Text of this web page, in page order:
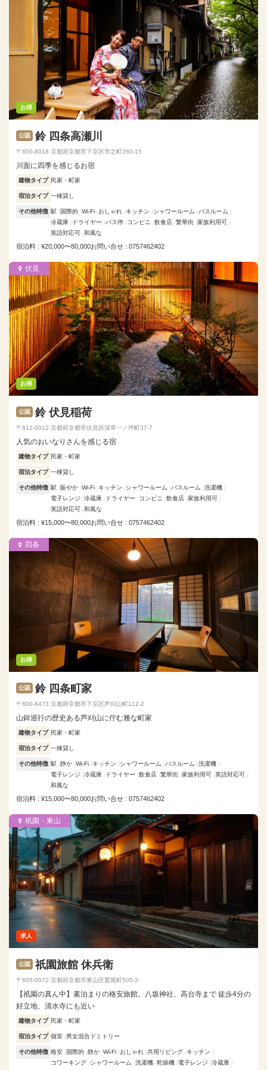
公認 鈴 四条高瀬川
〒600-8018 京都府京都市下京区市之町260-15
川面に四季を感じるお宿
建物タイプ 民家・町家
宿泊タイプ 一棟貸し
その他特徴 駅 国際的 Wi-Fi おしゃれ キッチン シャワールーム
バスルーム
冷蔵庫
ドライヤー バス停 コンビニ 飲食店 繁華街 家族利用可
英語対応可 和風な
宿泊料 : ¥20,000〜80,000お問い合せ : 0757462402
お得
公認 鈴 伏見稲荷
〒612-0012 京都府京都市伏見区深草一ノ坪町37-7
伏見
人気のおいなりさんを感じる宿
建物タイプ 民家・町家
宿泊タイプ 一棟貸し
その他特徴 駅 賑やか Wi-Fi キッチン シャワールーム バスルーム
洗濯機
電子レンジ
冷蔵庫 ドライヤー コンビニ 飲食店 家族利用可
英語対応可 和風な
宿泊料 : ¥15,000〜80,000お問い合せ : 0757462402
お得
公認 鈴 四条町家
〒600-8473 京都府京都市下京区芦刈山町112-2
四条
山鉾巡行の歴史ある芦刈山に佇む雅な町家
建物タイプ 民家・町家
宿泊タイプ 一棟貸し
その他特徴 駅 静か Wi-Fi キッチン シャワールーム バスルーム
洗濯機
電子レンジ
冷蔵庫 ドライヤー 飲食店 繁華街 家族利用可 英語対応可
和風な
宿泊料 : ¥15,000〜80,000お問い合せ : 0757462402
お得
公認 祇園旅館 休兵衛
〒605-0072 京都府京都市東山区鷲尾町505-3
祇園・東山
【祇園の真ん中】素泊まりの格安旅館。八坂神社、高台寺まで 徒歩4分の
好立地、清水寺にも近い
建物タイプ 民家・町家
宿泊タイプ 個室 男女混合ドミトリー
その他特徴 格安 国際的 静か Wi-Fi おしゃれ 共用リビング
キッチン
コワーキング
シャワールーム 洗濯機 乾燥機 電子レンジ 冷蔵庫
求人